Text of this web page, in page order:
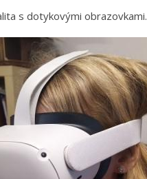
s dotykovými obrazovkami.